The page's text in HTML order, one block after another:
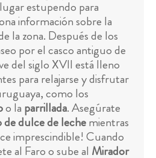
estupendo para
información sobre la
la zona. Después de los
por el casco antiguo de
del siglo XVII está lleno
para relajarse y disfrutar
como los
o la parrillada. Asegúrate
de dulce de lechemientras
imprescindible! Cuando
al Faro o sube al Mirador